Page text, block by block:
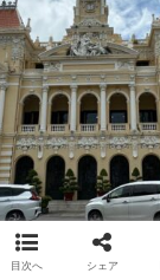
目次へ シェア